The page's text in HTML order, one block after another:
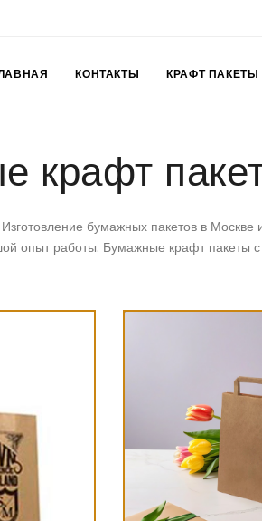
КОНТАКТЫ КРАФТ ПАКЕТЫ
крафт
бумажных пакетов в
опыт работы. Бумажные крафт пакеты